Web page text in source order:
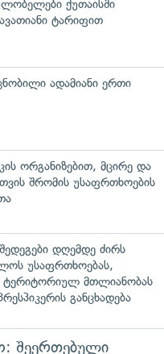
ქუთაისში
ტარიფით
ადამიანი ერთი
ორგანიზებით, მცირე და
შრომის უსაფრთხოების
დღემდე ძირს
უსაფრთხოებას,
ტერიტორიულ მთლიანობას
განცხადება
შეერთებული